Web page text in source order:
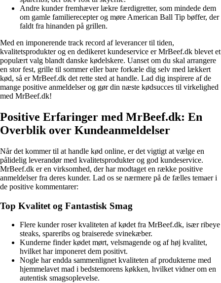
Andre kunder fremhæver lækre færdigretter, som mindede dem
om gamle familierecepter og møre American Ball Tip bøffer, der
faldt fra hinanden på grillen.
Med en imponerende track record af leverancer til tiden,
kvalitetsprodukter og en dedikeret kundeservice er MrBeef.dk blevet et
populært valg blandt danske kødelskere. Uanset om du skal arrangere
en stor fest, grille til sommer eller bare forkæle dig selv med lækkert
kød, så er MrBeef.dk det rette sted at handle. Lad dig inspirere af de
mange positive anmeldelser og gør din næste kødsucces til virkelighed
med MrBeef.dk!
Positive Erfaringer med MrBeef.dk: En
Overblik over Kundeanmeldelser
Når det kommer til at handle kød online, er det vigtigt at vælge en
pålidelig leverandør med kvalitetsprodukter og god kundeservice.
MrBeef.dk er en virksomhed, der har modtaget en række positive
anmeldelser fra deres kunder. Lad os se nærmere på de fælles temaer i
de positive kommentarer:
Top Kvalitet og Fantastisk Smag
Flere kunder roser kvaliteten af kødet fra MrBeef.dk, især ribeye
steaks, spareribs og braiserede svinekæber.
Kunderne finder kødet mørt, velsmagende og af høj kvalitet,
hvilket har imponeret dem positivt.
Nogle har endda sammenlignet kvaliteten af produkterne med
hjemmelavet mad i bedstemorens køkken, hvilket vidner om en
autentisk smagsoplevelse.